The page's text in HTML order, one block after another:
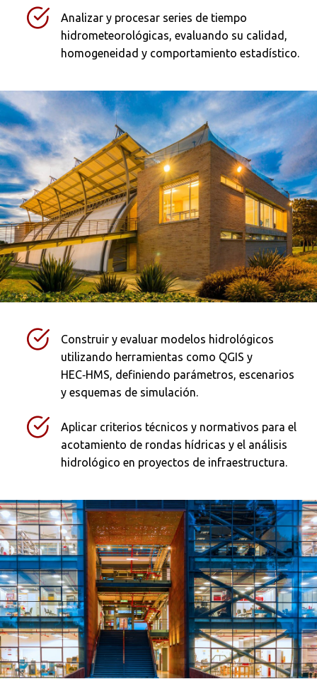
Analizar y procesar series de tiempo
hidrometeorológicas, evaluando su calidad,
homogeneidad y comportamiento estadístico.
Construir y evaluar modelos hidrológicos
utilizando herramientas como QGIS y
HEC‑HMS, definiendo parámetros, escenarios
y esquemas de simulación.
Aplicar criterios técnicos y normativos para el
acotamiento de rondas hídricas y el análisis
hidrológico en proyectos de infraestructura.